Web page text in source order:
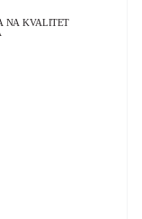
NA KVALITET